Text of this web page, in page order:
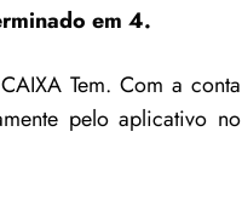
em 4.
Tem. Com a conta
pelo aplicativo no